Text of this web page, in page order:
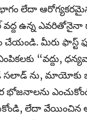
లేదా
వద్ద ఉన్న
చేయండి. మీరు ఫాస్ట్
“వద్దు,
సలాడ్ ను, మాయోకు
భోజనాలను
లేదా వేయించిన